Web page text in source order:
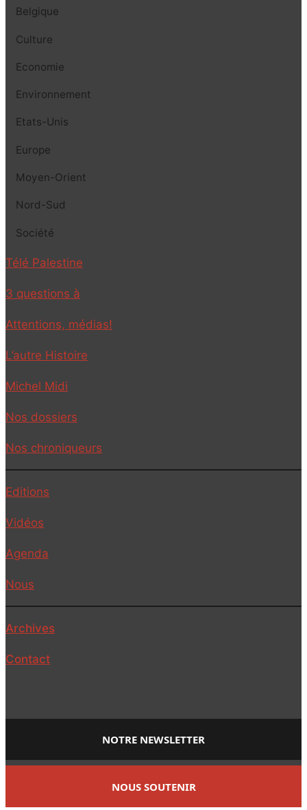
Belgique
Culture
Economie
Environnement
Etats-Unis
Europe
Moyen-Orient
Nord-Sud
Société
Télé Palestine
3 questions à
Attentions, médias!
L’autre Histoire
Michel Midi
Nos dossiers
Nos chroniqueurs
Editions
Vidéos
Agenda
Nous
Archives
Contact
NOTRE NEWSLETTER
NOUS SOUTENIR